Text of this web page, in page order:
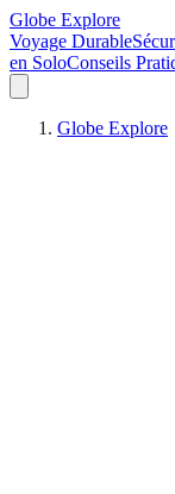
Globe Explore
Voyage Durable
en SoloConseils
Globe Explore